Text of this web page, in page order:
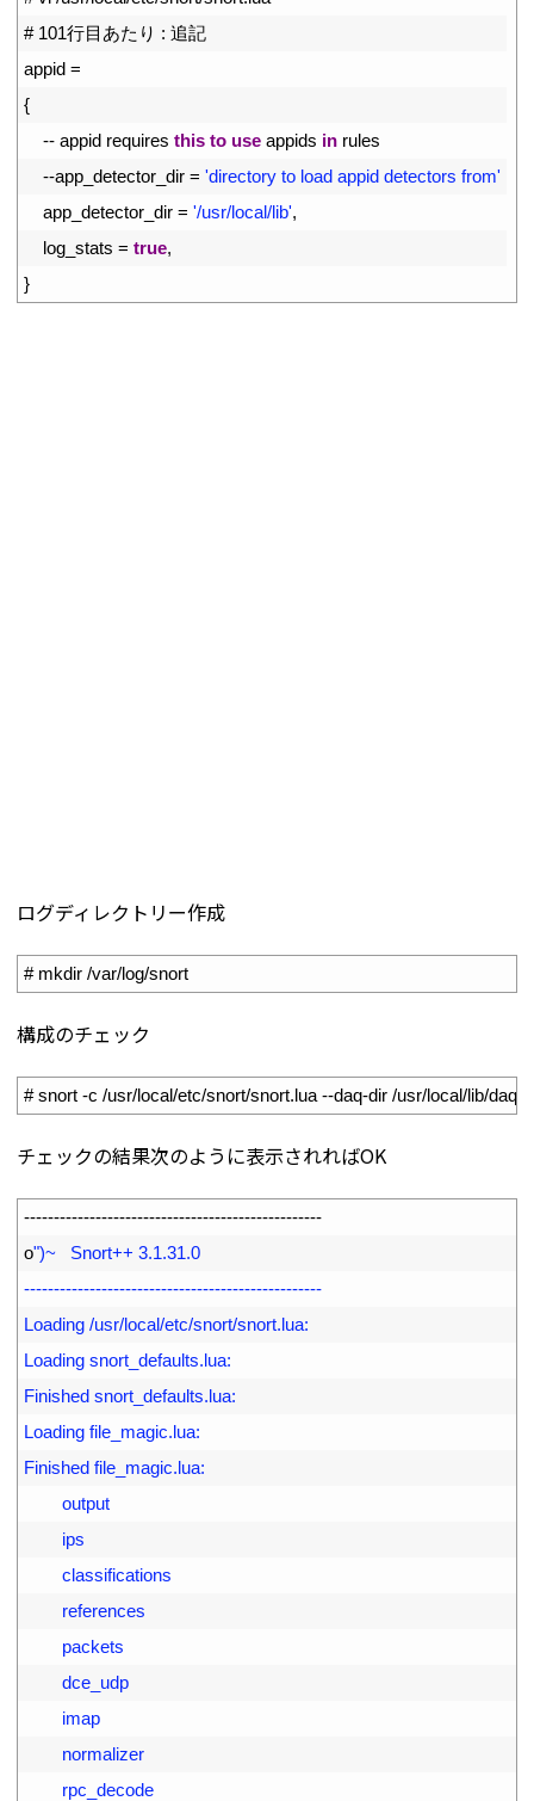
# 101行目あたり : 追記
appid =
{
-- appid requires this to use appids in rules
--app_detector_dir = 'directory to load appid detectors from'
app_detector_dir = '/usr/local/lib',
log_stats = true,
}
ログディレクトリー作成
# mkdir /var/log/snort
構成のチェック
# snort -c /usr/local/etc/snort/snort.lua --daq-dir /usr/local/lib/daq
チェックの結果次のように表示されればOK
--------------------------------------------------
o")~   Snort++ 3.1.31.0
--------------------------------------------------
Loading /usr/local/etc/snort/snort.lua:
Loading snort_defaults.lua:
Finished snort_defaults.lua:
Loading file_magic.lua:
Finished file_magic.lua:
output
ips
classifications
references
packets
dce_udp
imap
normalizer
rpc_decode